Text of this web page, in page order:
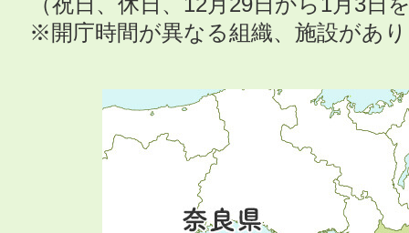
※開庁時間が異なる組織、施設があ